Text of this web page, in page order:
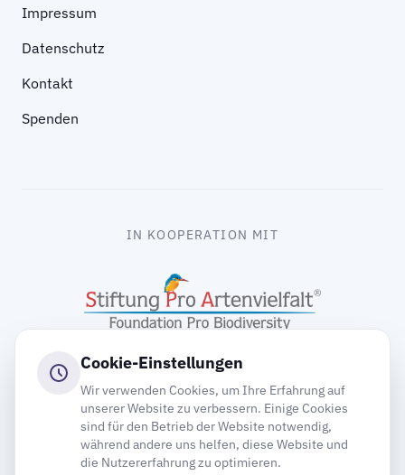
Impressum
Datenschutz
Kontakt
Spenden
IN KOOPERATION MIT
gooding
Cookie-Einstellungen
Wir verwenden Cookies, um Ihre Erfahrung auf
unserer Website zu verbessern. Einige Cookies
sind für den Betrieb der Website notwendig,
während andere uns helfen, diese Website und
die Nutzererfahrung zu optimieren.